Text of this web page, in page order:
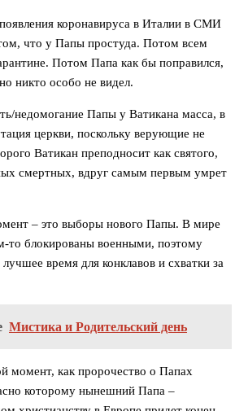
коронавируса в Италии в СМИ
что у Папы простуда. Потом всем
Потом Папа как бы поправился,
никто особо не видел.
недомогание Папы у Ватикана масса, в
церкви, поскольку верующие не
Ватикан преподносит как святого,
смертных, вдруг самым первым умрет
– это выборы нового Папы. В мире
то блокированы военными, поэтому
время для конклавов и схватки за
Мистика и Родительский день
момент, как пророчество о Папах
которому нынешний Папа –